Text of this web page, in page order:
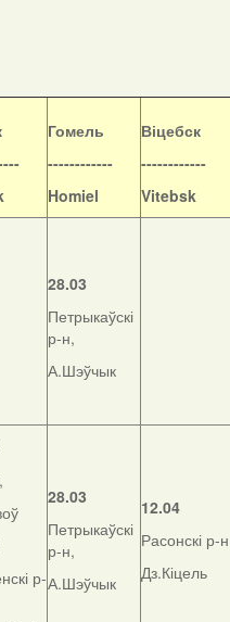
Гомель
------------
Homiel
Віцебск
------------
Vitebsk
28.03
Петрыкаўскі
р-н,
А.Шэўчык
р-
28.03
Петрыкаўскі
р-н,
А.Шэўчык
12.04
Расонскі р-
Дз.Кіцель